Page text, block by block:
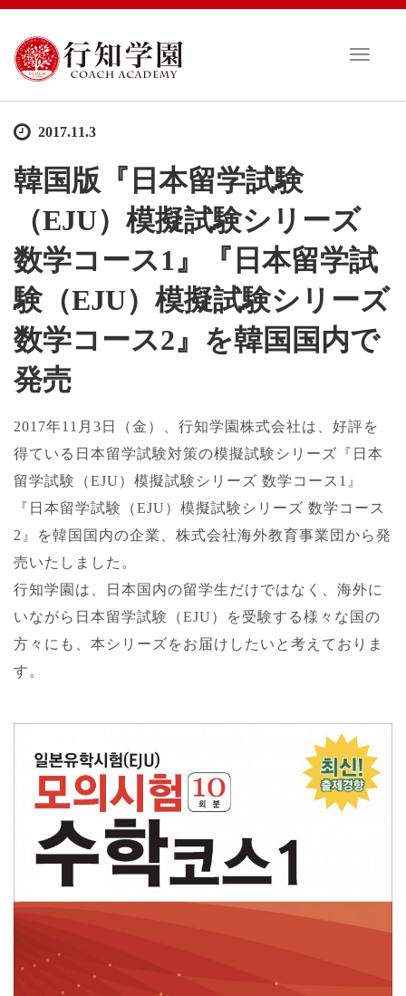
T
v
g
a
o
n
2017.11.3
韓国版『日本留学試験
（EJU）模擬試験シリーズ
数学コース1』『日本留学試
験（EJU）模擬試験シリーズ
数学コース2』を韓国国内で
発売
2017年11月3日（金）、行知学園株式会社は、好評を
得てい る日本留学試験対策の模擬試験シリーズ『日本
留学試験（EJU） 模擬試験シリーズ 数学コース1』
『日本留学試験（EJU）模擬試験シリーズ 数学コース
2』を韓国国内の企業、株式会社海外教育事業団から発
売いたしました。
行知学園は、日本国内の留学生だけではなく、海外に
いながら日本留学試験（EJU）を受験する様々な国の
方々にも、本シリーズをお届けしたいと考えておりま
す。